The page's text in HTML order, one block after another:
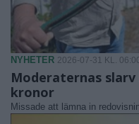
NYHETER 2026-07-31 KL.
Moderaternas
kronor
Missade att lämna in